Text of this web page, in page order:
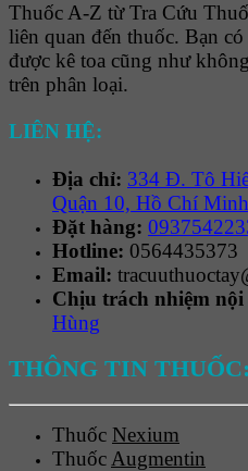
Thuốc A-Z từ Tra Cứu
liên quan đến thuốc. Bạn
được kê toa cũng như
trên phân loại.
LIÊN HỆ:
Địa chỉ: 334 Đ. Tô
Quận 10, Hồ Chí Minh
Đặt hàng:
Hotline: 0564435373
Email:
Chịu trách nhiệm
Hùng
THÔNG TIN THUỐC:
Thuốc Nexium
Thuốc Augmentin